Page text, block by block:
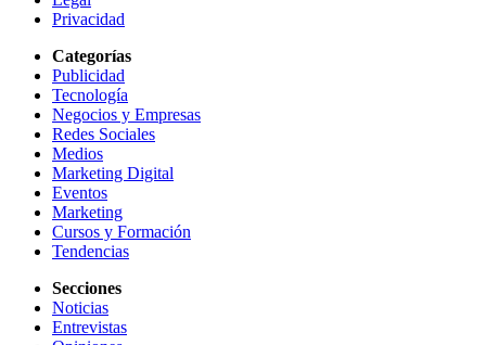
Privacidad
Categorías
Publicidad
Tecnología
Negocios y Empresas
Redes Sociales
Medios
Marketing Digital
Eventos
Marketing
Cursos y Formación
Tendencias
Secciones
Noticias
Entrevistas